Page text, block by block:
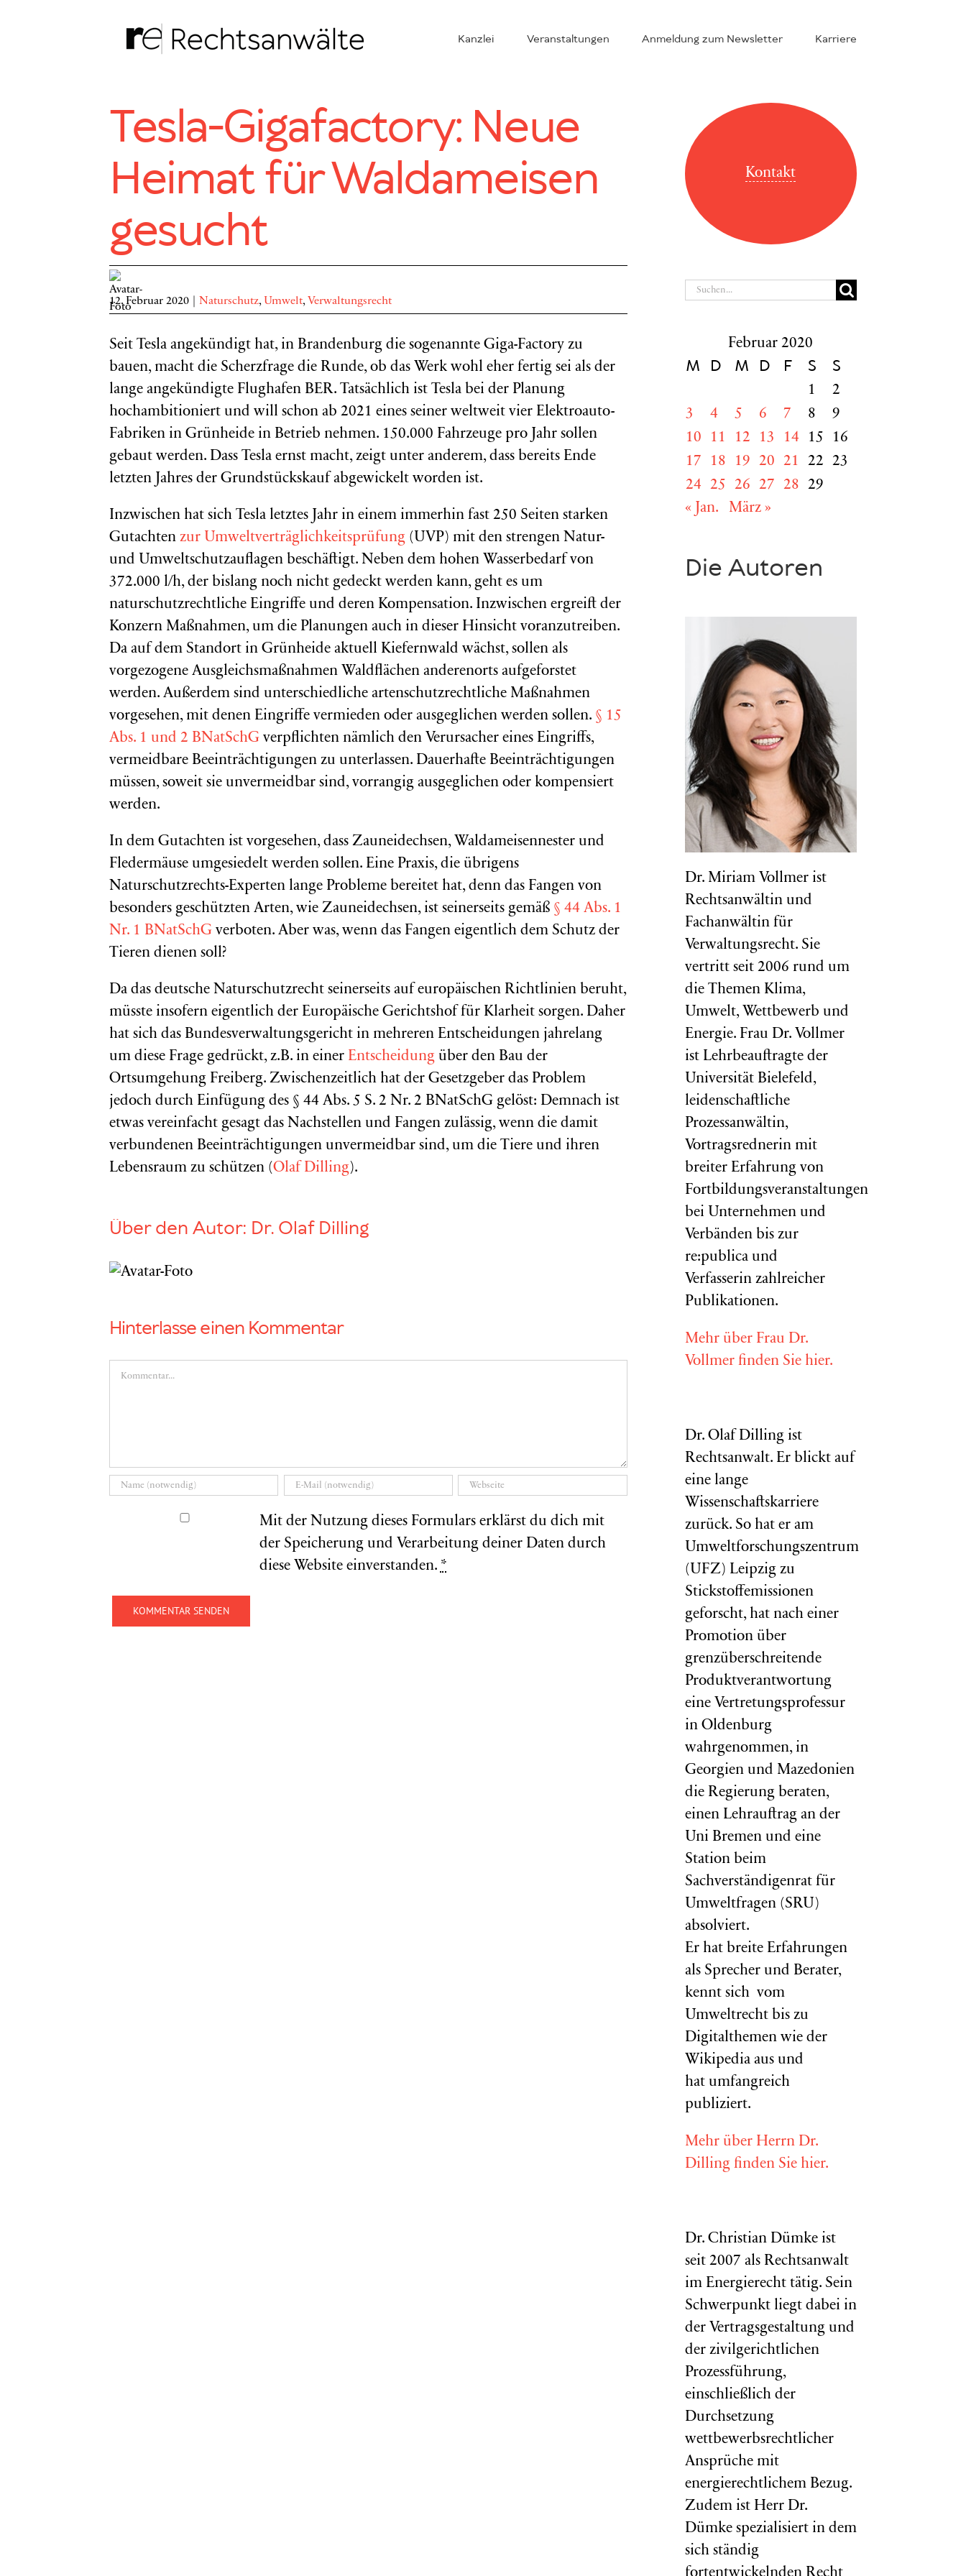
Kanzlei Veranstaltungen Anmeldung zum Newsletter Karriere
Tesla-Gigafactory: Neue
Heimat für Waldameisen
gesucht
12. Februar 2020 Naturschutz, Umwelt, Verwaltungsrecht
Seit Tesla angekündigt hat, in Brandenburg die sogenannte Giga-Factory zu
bauen, macht die Scherzfrage die Runde, ob das Werk wohl eher fertig sei als der
lange angekündigte Flughafen BER. Tatsächlich ist Tesla bei der Planung
hochambitioniert und will schon ab 2021 eines seiner weltweit vier Elektroauto-
Fabriken in Grünheide in Betrieb nehmen. 150.000 Fahrzeuge pro Jahr sollen
gebaut werden. Dass Tesla ernst macht, zeigt unter anderem, dass bereits Ende
letzten Jahres der Grundstückskauf abgewickelt worden ist.
Inzwischen hat sich Tesla letztes Jahr in einem immerhin fast 250 Seiten starken
Gutachten zur Umweltverträglichkeitsprüfung (UVP) mit den strengen Natur-
und Umweltschutzauflagen beschäftigt. Neben dem hohen Wasserbedarf von
372.000 l/h, der bislang noch nicht gedeckt werden kann, geht es um
naturschutzrechtliche Eingriffe und deren Kompensation. Inzwischen ergreift der
Konzern Maßnahmen, um die Planungen auch in dieser Hinsicht voranzutreiben.
Da auf dem Standort in Grünheide aktuell Kiefernwald wächst, sollen als
vorgezogene Ausgleichsmaßnahmen Waldflächen anderenorts aufgeforstet
werden. Außerdem sind unterschiedliche artenschutzrechtliche Maßnahmen
vorgesehen, mit denen Eingriffe vermieden oder ausgeglichen werden sollen. § 15
Abs. 1 und 2 BNatSchG verpflichten nämlich den Verursacher eines Eingriffs,
vermeidbare Beeinträchtigungen zu unterlassen. Dauerhafte Beeinträchtigungen
müssen, soweit sie unvermeidbar sind, vorrangig ausgeglichen oder kompensiert
werden.
In dem Gutachten ist vorgesehen, dass Zauneidechsen, Waldameisennester und
Fledermäuse umgesiedelt werden sollen. Eine Praxis, die übrigens
Naturschutzrechts-Experten lange Probleme bereitet hat, denn das Fangen von
besonders geschützten Arten, wie Zauneidechsen, ist seinerseits gemäß § 44 Abs. 1
Nr. 1 BNatSchG verboten. Aber was, wenn das Fangen eigentlich dem Schutz der
Tieren dienen soll?
Da das deutsche Naturschutzrecht seinerseits auf europäischen Richtlinien beruht,
müsste insofern eigentlich der Europäische Gerichtshof für Klarheit sorgen. Daher
hat sich das Bundesverwaltungsgericht in mehreren Entscheidungen jahrelang
um diese Frage gedrückt, z.B. in einer Entscheidung über den Bau der
Ortsumgehung Freiberg. Zwischenzeitlich hat der Gesetzgeber das Problem
jedoch durch Einfügung des § 44 Abs. 5 S. 2 Nr. 2 BNatSchG gelöst: Demnach ist
etwas vereinfacht gesagt das Nachstellen und Fangen zulässig, wenn die damit
verbundenen Beeinträchtigungen unvermeidbar sind, um die Tiere und ihren
Lebensraum zu schützen (Olaf Dilling).
Über den Autor: Dr. Olaf Dilling
Hinterlasse einen Kommentar
Kommentar
Mit der Nutzung dieses Formulars erklärst du dich mit
der Speicherung und Verarbeitung deiner Daten durch
diese Website einverstanden. *
Kontakt
Suche
Februar 2020
M D M D F S S
1
2
3
4 5 6 7 8
9
10
11 12 13 14 15
16
17
18 19 20 21 22
23
24
25 26 27 28
29
« Jan.
März »
Die Autoren
Dr. Miriam Vollmer ist
Rechtsanwältin und
Fachanwältin für
Verwaltungsrecht. Sie
vertritt seit 2006 rund um
die Themen Klima,
Umwelt, Wettbewerb und
Energie. Frau Dr. Vollmer
ist Lehrbeauftragte der
Universität Bielefeld,
leidenschaftliche
Prozessanwältin,
Vortragsrednerin mit
breiter Erfahrung von
Fortbildungsveranstaltungen
bei Unternehmen und
Verbänden bis zur
re:publica und
Verfasserin zahlreicher
Publikationen.
Mehr über Frau Dr.
Vollmer finden Sie hier.
Dr. Olaf Dilling ist
Rechtsanwalt. Er blickt auf
eine lange
Wissenschaftskarriere
zurück. So hat er am
Umweltforschungszentrum
(UFZ) Leipzig zu
Stickstoffemissionen
geforscht, hat nach einer
Promotion über
grenzüberschreitende
Produktverantwortung
eine Vertretungsprofessur
in Oldenburg
wahrgenommen, in
Georgien und Mazedonien
die Regierung beraten,
einen Lehrauftrag an der
Uni Bremen und eine
Station beim
Sachverständigenrat für
Umweltfragen (SRU )
absolviert.
Er hat breite Erfahrungen
als Sprecher und Berater,
kennt sich vom
Umweltrecht bis zu
Digitalthemen wie der
Wikipedia aus und
hat umfangreich
publiziert.
Mehr über Herrn Dr.
Dilling finden Sie hier.
Dr. Christian Dümke ist
seit 2007 als Rechtsanwalt
im Energierecht tätig. Sein
Schwerpunkt liegt dabei in
der Vertragsgestaltung und
der zivilgerichtlichen
Prozessführung,
einschließlich der
Durchsetzung
wettbewerbsrechtlicher
Ansprüche mit
energierechtlichem Bezug.
Zudem ist Herr Dr.
Dümke spezialisiert in dem
sich ständig